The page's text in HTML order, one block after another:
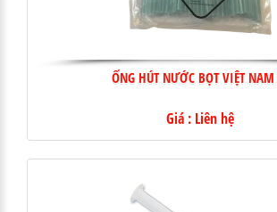
ỐNG HÚT NƯỚC BỌT VIỆT
Giá : Liên hệ